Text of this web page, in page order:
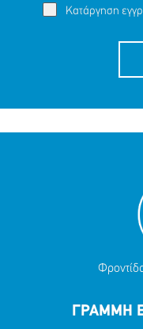
Κατάργηση
ΓΡΑΜΜΗ